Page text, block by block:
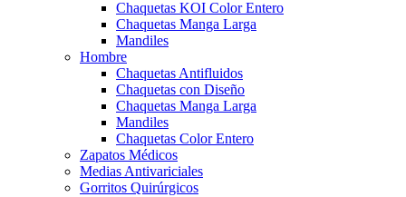
Chaquetas KOI Color Entero
Chaquetas Manga Larga
Mandiles
Hombre
Chaquetas Antifluidos
Chaquetas con Diseño
Chaquetas Manga Larga
Mandiles
Chaquetas Color Entero
Zapatos Médicos
Medias Antivariciales
Gorritos Quirúrgicos